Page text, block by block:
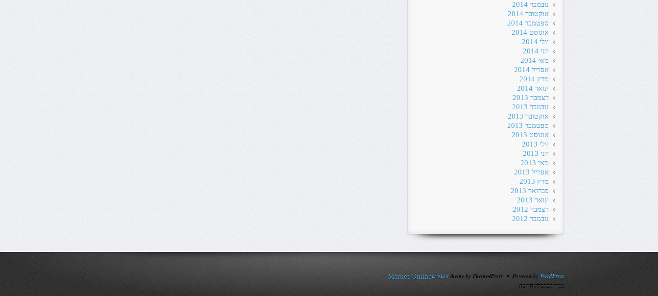
נובמבר 2014
אוקטובר 2014
ספטמבר 2014
אוגוסט 2014
יולי 2014
יוני 2014
מאי 2014
אפריל 2014
מרץ 2014
ינואר 2014
דצמבר 2013
נובמבר 2013
אוקטובר 2013
ספטמבר 2013
אוגוסט 2013
יולי 2013
יוני 2013
מאי 2013
אפריל 2013
מרץ 2013
פברואר 2013
ינואר 2013
דצמבר 2012
נובמבר 2012
EvoLvetheme by Theme4Press • Powered by WordPress
Market Online
מגזין לכלכלה חדשה